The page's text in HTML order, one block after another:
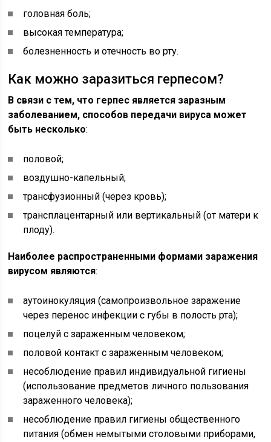
головная боль;
высокая температура;
болезненность и отечность во рту.
Как можно заразиться герпесом?
В связи с тем, что герпес является заразным
заболеванием, способов передачи вируса может
быть несколько:
половой;
воздушно-капельный;
трансфузионный (через кровь);
трансплацентарный или вертикальный (от матери к
плоду).
Наиболее распространенными формами заражения
вирусом являются:
аутоинокуляция (самопроизвольное заражение
через перенос инфекции с губы в полость рта);
поцелуй с зараженным человеком;
половой контакт с зараженным человеком;
несоблюдение правил индивидуальной гигиены
(использование предметов личного пользования
зараженного человека);
несоблюдение правил гигиены общественного
питания (обмен немытыми столовыми приборами,